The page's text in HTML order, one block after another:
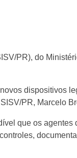
PR), do
dispositivos
PR, Marcelo
que os agentes